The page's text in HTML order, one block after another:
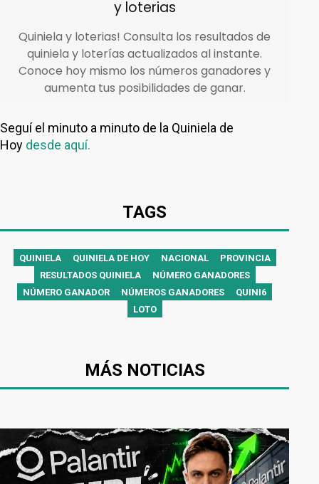
Seguí el minuto a minuto de la Quiniela de
Hoy desde aquí.
TAGS
QUINIELA QUINIELA DE HOY NACIONAL
PROVINCIA
RESULTADOS QUINIELA
NÚMERO GANADORES
NÚMERO GANADOR
NÚMEROS GANADORES
QUINI6
LOTO
MÁS NOTICIAS